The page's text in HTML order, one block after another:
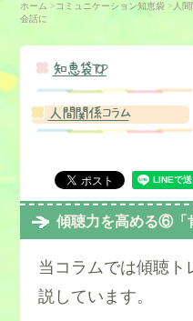
ホーム >コミュニケーション知恵袋 > 人
会話に
知恵袋TOP
人間関係コラム
傾聴力を高める⑥「
当コラムでは傾聴ト
説しています。